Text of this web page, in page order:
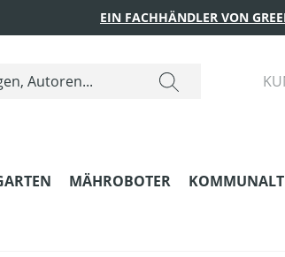
EIN FACHHÄNDLER VON
MÄHROBOTER